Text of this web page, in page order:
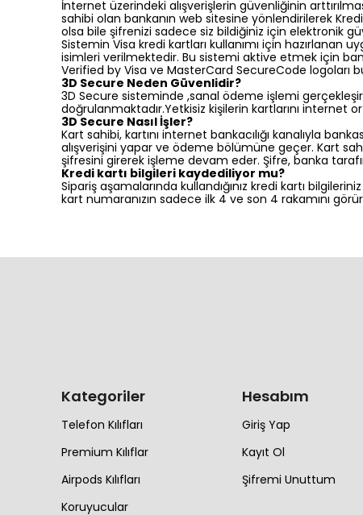
İnternet üzerindeki alışverişlerin güvenliğinin
sahibi olan bankanın web sitesine yönlendirilerek
olsa bile şifrenizi sadece siz bildiğiniz için elektronik
Sistemin Visa kredi kartları kullanımı için hazırlanan
isimleri verilmektedir. Bu sistemi aktive etmek için
Verified by Visa ve MasterCard SecureCode logoları
3D Secure Neden Güvenlidir?
3D Secure sisteminde ,sanal ödeme işlemi
doğrulanmaktadır.Yetkisiz kişilerin kartlarını internet
3D Secure Nasıl İşler?
Kart sahibi, kartını internet bankacılığı kanalıyla
alışverişini yapar ve ödeme bölümüne geçer. Kart
şifresini girerek işleme devam eder. Şifre, banka
Kredi kartı bilgileri kaydediliyor mu?
Sipariş aşamalarında kullandığınız kredi kartı
kart numaranızın sadece ilk 4 ve son 4 rakamını
Kategoriler
Telefon Kılıfları
Premium Kılıflar
Airpods Kılıfları
Koruyucular
Hesabım
Giriş Yap
Kayıt Ol
Şifremi Unuttum